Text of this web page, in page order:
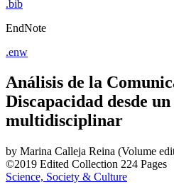
.bib
EndNote
.enw
Análisis de la
Discapacidad desde
multidisciplinar
by Marina Calleja Reina (Volume
©2019 Edited Collection 224 Pages
Science, Society & Culture